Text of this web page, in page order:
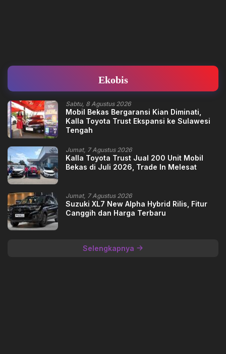
Ekobis
Sabtu, 8 Agustus 2026
Mobil Bekas Bergaransi Kian Diminati,
Kalla Toyota Trust Ekspansi ke Sulawesi
Tengah
Jumat, 7 Agustus 2026
Kalla Toyota Trust Jual 200 Unit Mobil
Bekas di Juli 2026, Trade In Melesat
Jumat, 7 Agustus 2026
Suzuki XL7 New Alpha Hybrid Rilis, Fitur
Canggih dan Harga Terbaru
Selengkapnya